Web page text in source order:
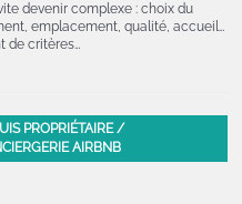
devenir complexe : choix du
emplacement, qualité, accueil…
de critères…
PROPRIÉTAIRE /
AIRBNB